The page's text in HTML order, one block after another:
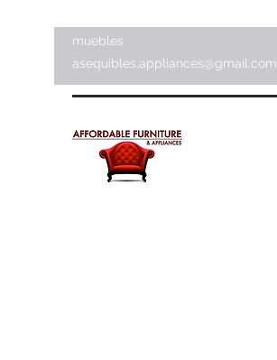
muebles
asequibles.appliances@gmail.com